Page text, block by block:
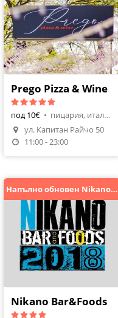
Prego Pizza & Wine
под 10€ •
пицария, италианска
ул. Капитан Райчо 50
11:00 - 23:00
Напълно обновен Nikano Bar & Foods!
Nikano Bar&Foods